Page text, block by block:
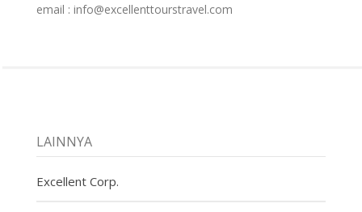
email : info@excellenttourstravel.com
LAINNYA
Excellent Corp.